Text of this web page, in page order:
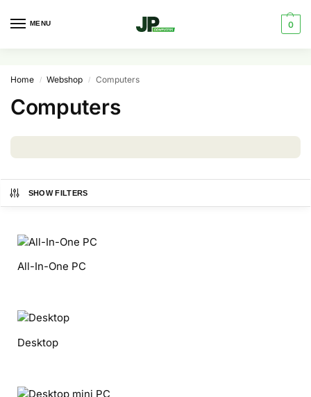
MENU 0
Home / Webshop / Computers
Computers
SHOW FILTERS
All-In-One PC
Desktop